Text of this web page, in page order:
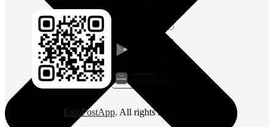
FotoPostApp. All rights reserved